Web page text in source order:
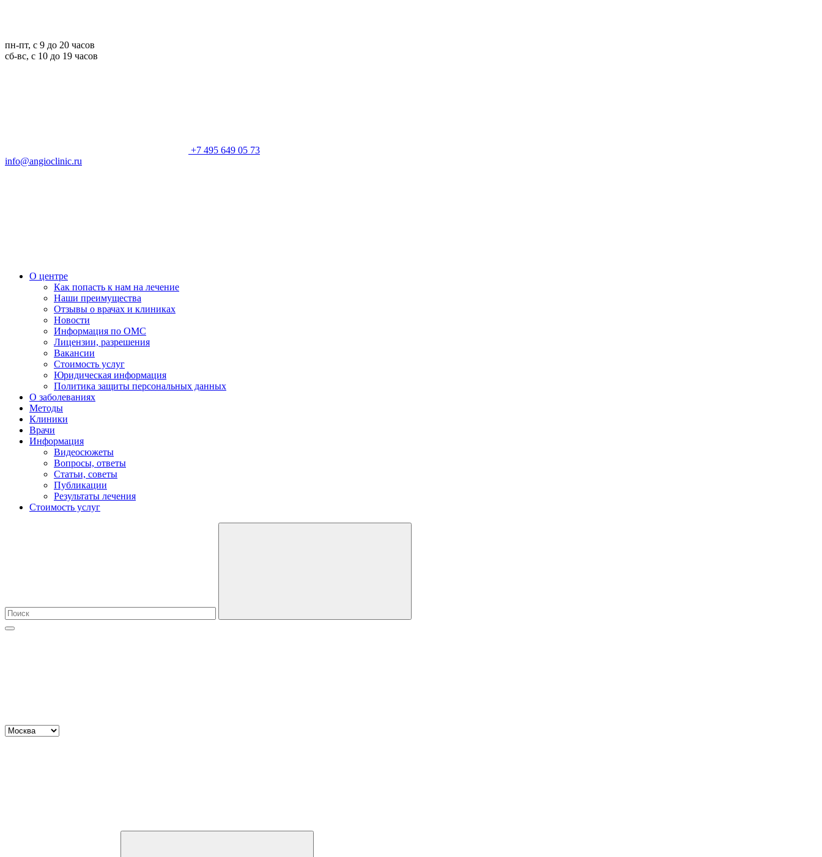
пн-пт, с 9 до 20 часов
сб-вс, с 10 до 19 часов
+7 495 649 05 73
info@angioclinic.ru
О центре
Как попасть к нам на лечение
Наши преимущества
Отзывы о врачах и клиниках
Новости
Информация по ОМС
Лицензии, разрешения
Вакансии
Стоимость услуг
Юридическая информация
Политика защиты персональных данных
О заболеваниях
Методы
Клиники
Врачи
Информация
Видеосюжеты
Вопросы, ответы
Статьи, советы
Публикации
Результаты лечения
Стоимость услуг